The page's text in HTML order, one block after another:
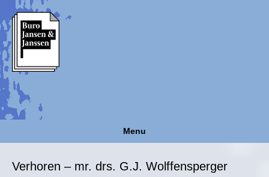
Menu
Verhoren – mr. drs. G.J. Wolffensperger